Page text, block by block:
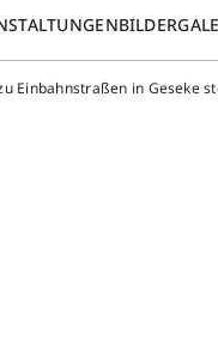
Einbahnstraßen in Geseke